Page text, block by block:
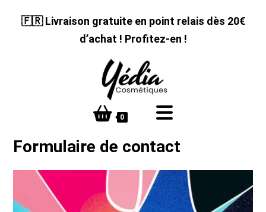
🇫🇷 Livraison gratuite en point relais dès 20€
d’achat ! Profitez-en !
0
Formulaire de contact